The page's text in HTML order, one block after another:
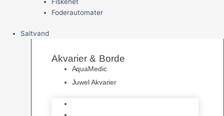
Foderautomater
Saltvand
Akvarier & Borde
AquaMedic
Juwel Akvarier